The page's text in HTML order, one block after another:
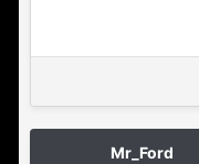
Mr_Ford